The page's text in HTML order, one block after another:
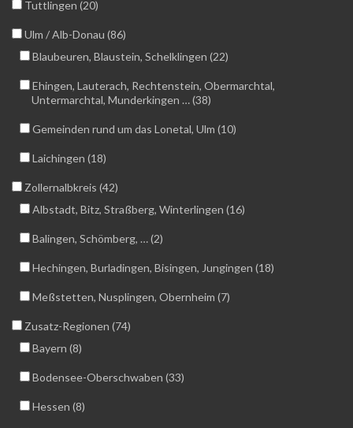
Tuttlingen (20)
Ulm / Alb-Donau (86)
Blaubeuren, Blaustein, Schelklingen (22)
Ehingen, Lauterach, Rechtenstein, Obermarchtal,
Untermarchtal, Munderkingen … (38)
Gemeinden rund um das Lonetal, Ulm (10)
Laichingen (18)
Zollernalbkreis (42)
Albstadt, Bitz, Straßberg, Winterlingen (16)
Balingen, Schömberg, … (2)
Hechingen, Burladingen, Bisingen, Jungingen (18)
Meßstetten, Nusplingen, Obernheim (7)
Zusatz-Regionen (74)
Bayern (8)
Bodensee-Oberschwaben (33)
Hessen (8)